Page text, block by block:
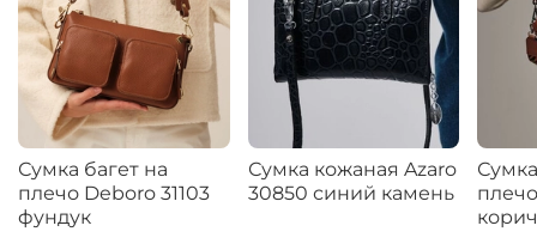
Сумка багет на
плечо Deboro 31103
фундук
Сумка кожаная Azaro
30850 синий камень